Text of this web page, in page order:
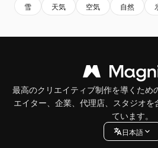
雪 天気 空気 自然
最高のクリエイティブ制作を導くため
エイター、企業、代理店、スタジオ
ています。
日本語